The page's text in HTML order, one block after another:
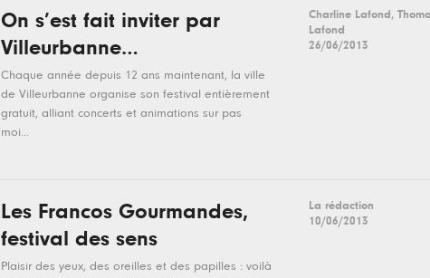
On s’est fait inviter par
Villeurbanne…
Chaque année depuis 12 ans maintenant, la ville
de Villeurbanne organise son festival entièrement
gratuit, alliant concerts et animations sur pas
moi...
Charline Lafond,
Lafond
26/06/2013
Les Francos Gourmandes,
festival des sens
Plaisir des yeux, des oreilles et des papilles : voilà
La rédaction
10/06/2013